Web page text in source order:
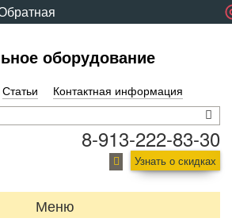
оборудование
Статьи Контактная информация
8-913-222-83-30
Узнать о скидках
Меню